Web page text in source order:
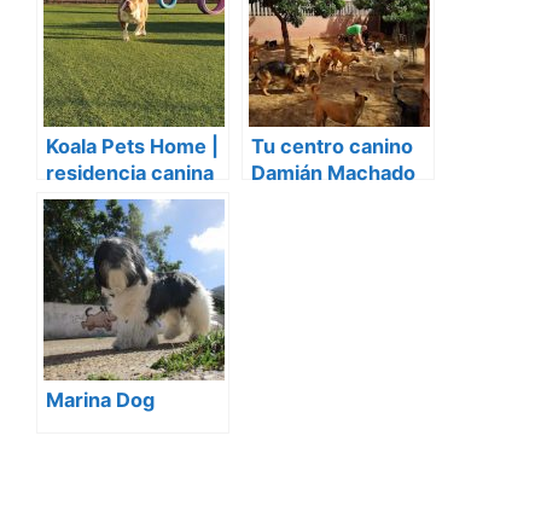
Koala Pets Home |
residencia canina
Tenerife
Tu centro canino
Damián Machado
Marina Dog